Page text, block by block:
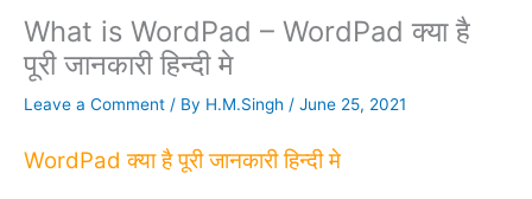
What is WordPad – WordPad क्या है
पूरी जानकारी हिन्दी मे
Leave a Comment / By H.M.Singh / June 25, 2021
WordPad क्या है पूरी जानकारी हिन्दी मे